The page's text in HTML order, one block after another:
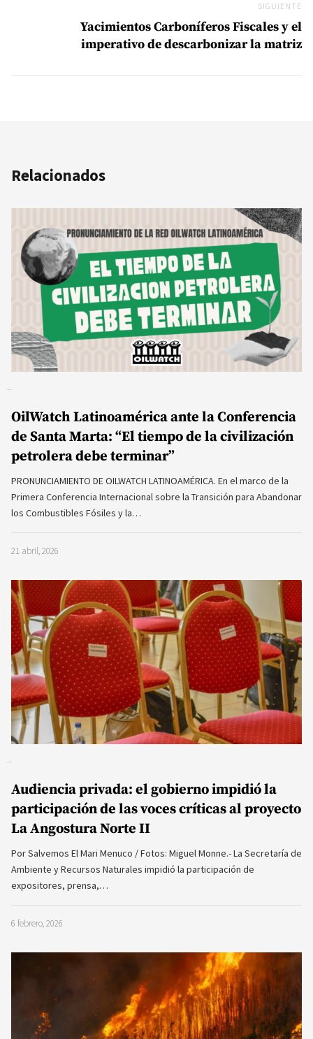
SIGUIENTE
Yacimientos Carboníferos Fiscales y el
imperativo de descarbonizar la matriz
Relacionados
OilWatch Latinoamérica ante la Conferencia
de Santa Marta: “El tiempo de la civilización
petrolera debe terminar”
PRONUNCIAMIENTO DE OILWATCH LATINOAMÉRICA. En el marco de la
Primera Conferencia Internacional sobre la Transición para Abandonar
los Combustibles Fósiles y la…
21 abril, 2026
Audiencia privada: el gobierno impidió la
participación de las voces críticas al proyecto
La Angostura Norte II
Por Salvemos El Mari Menuco / Fotos: Miguel Monne.- La Secretaría de
Ambiente y Recursos Naturales impidió la participación de
expositores, prensa,…
6 febrero, 2026